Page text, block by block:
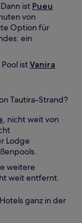
ist Pueu
von
Option für
ein
istVanira
Tautira-Strand?
, nicht weit von
Lodge
weitere
weit entfernt.
ganz in der